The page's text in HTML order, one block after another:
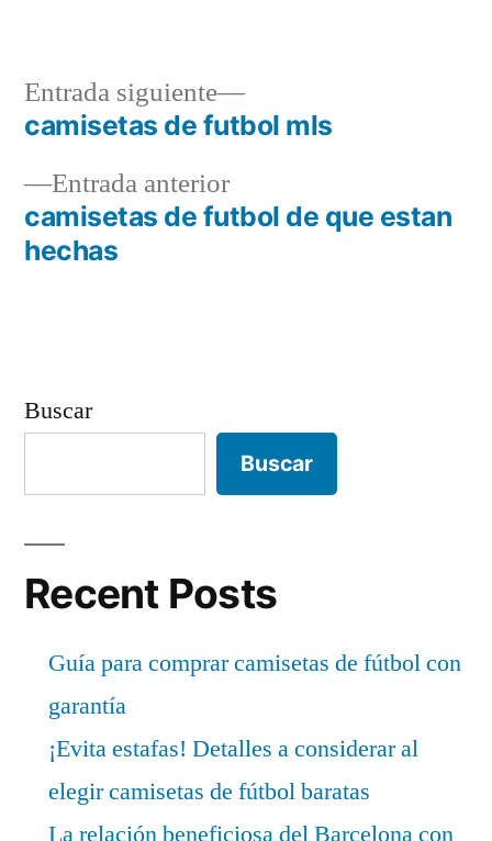
Navegación
de
entradas
Entrada anteriorEntrada
anterior:
camisetas de futbol de que estan
hechas
Entrada siguiente
Entrada
siguiente:
camisetas de futbol mls
Buscar
Buscar
Recent Posts
Guía para comprar camisetas de fútbol con
garantía
¡Evita estafas! Detalles a considerar al
elegir camisetas de fútbol baratas
La relación beneficiosa del Barcelona con